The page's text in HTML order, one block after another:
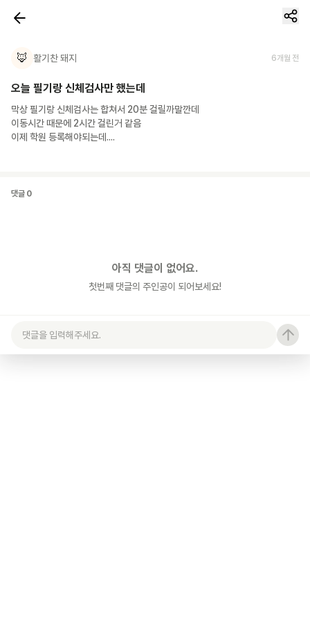
🦊 활기찬 돼지 6개월 전
오늘 필기랑 신체검사만 했는데
막상 필기랑 신체검사는 합쳐서 20분 걸릴까말깐데
이동시간 때문에 2시간 걸린거 같음
이제 학원 등록해야되는데....
댓글 0
아직 댓글이 없어요.
첫번째 댓글의 주인공이 되어보세요!